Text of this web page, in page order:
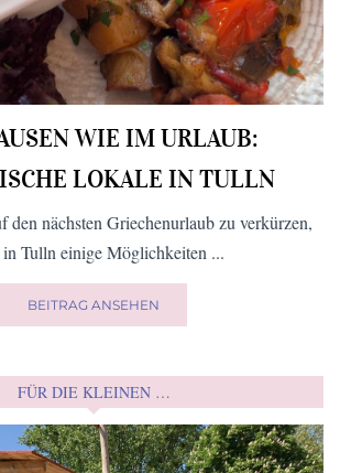
WIE IM URLAUB:
LOKALE IN TULLN
den nächsten Griechenurlaub zu verkürzen,
in Tulln einige Möglichkeiten ...
BEITRAG ANSEHEN
FÜR DIE KLEINEN …